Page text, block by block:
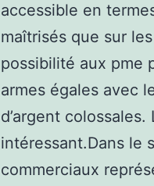
accessible en
maîtrisés que sur
possibilité aux pme
armes égales avec
d’argent
intéressant.Dans le
commerciaux